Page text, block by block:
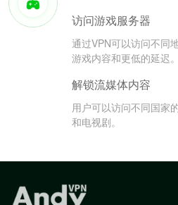
访问游戏服务器
通过VPN可以访问不同
游戏内容和更低的延迟。
解锁流媒体内容
用户可以访问不同国家
和电视剧。